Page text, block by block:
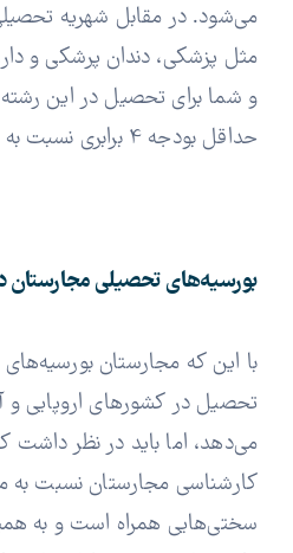
می‌شود. در مقابل شهریه
مثل پزشکی، دندان پرشکی و
و شما برای تحصیل در این
حداقل بودجه 4 برابری نسبت به سایر رشته‌ها دارید.
بورسیه‌های تحصیلی مجارستان
با این که مجارستان بورسیه‌های
تحصیل در کشورهای اروپایی و
می‌دهد، اما باید در نظر داشت
کارشناسی مجارستان نسبت به
سختی‌هایی همراه است و به